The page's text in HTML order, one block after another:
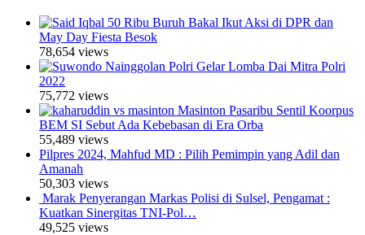
50 Ribu Buruh Bakal Ikut Aksi di DPR dan
May Day Fiesta Besok
78,654 views
Polri Gelar Lomba Dai Mitra Polri
2022
75,772 views
Masinton Pasaribu Sentil Koorpus
BEM SI Sebut Ada Kebebasan di Era Orba
55,489 views
Pilpres 2024, Mahfud MD : Pilih Pemimpin yang Adil dan
Amanah
50,303 views
Marak Penyerangan Markas Polisi di Sulsel, Pengamat :
Kuatkan Sinergitas TNI-Pol…
49,525 views